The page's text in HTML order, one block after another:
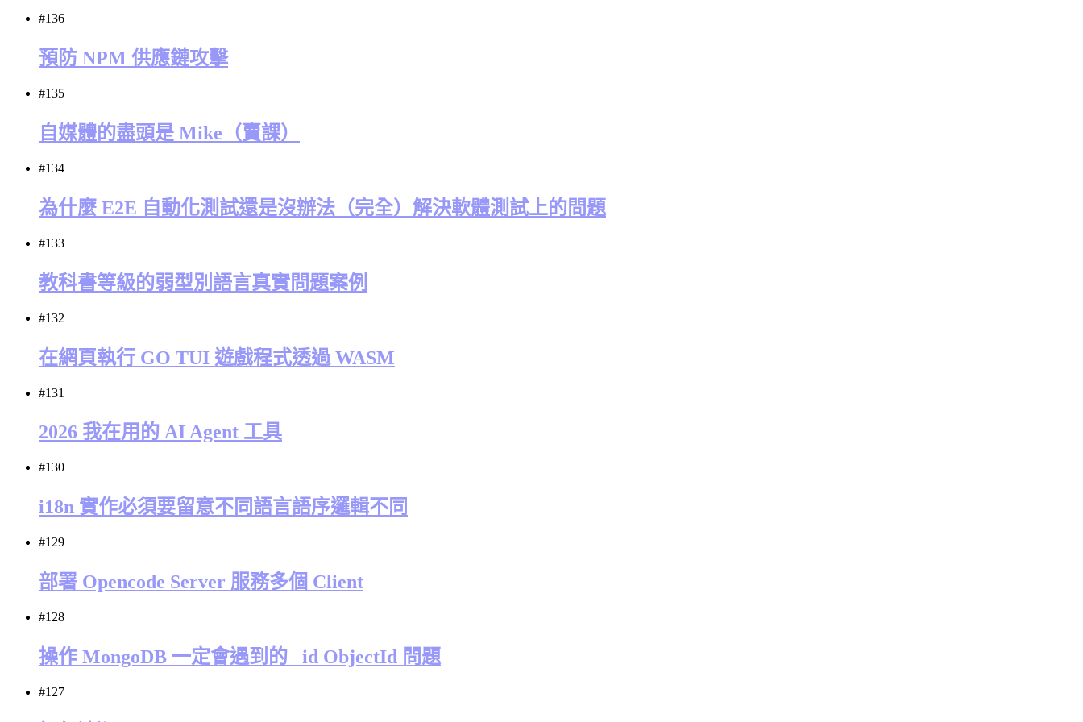
#136
預防 NPM 供應鏈攻擊
#135
自媒體的盡頭是 Mike（賣課）
#134
為什麼 E2E 自動化測試還是沒辦法（完全）解決軟體測試上的問題
#133
教科書等級的弱型別語言真實問題案例
#132
在網頁執行 GO TUI 遊戲程式透過 WASM
#131
2026 我在用的 AI Agent 工具
#130
i18n 實作必須要留意不同語言語序邏輯不同
#129
部署 Opencode Server 服務多個 Client
#128
操作 MongoDB 一定會遇到的 _id ObjectId 問題
#127